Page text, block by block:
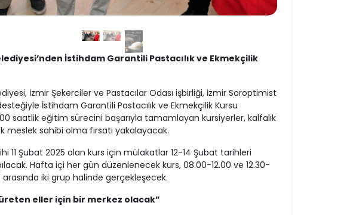
İstihdam Garantili Pastacılık ve Ekmekçilik
İzmir Şekerciler ve Pastacılar Odası işbirliği, İzmir Soroptimist
İstihdam Garantili Pastacılık ve Ekmekçilik Kursu
saatlik eğitim sürecini başarıyla tamamlayan kursiyerler, kalfalık
meslek sahibi olma fırsatı yakalayacak.
11 Şubat 2025 olan kurs için mülakatlar 12-14 Şubat tarihleri
Hafta içi her gün düzenlenecek kurs, 08.00-12.00 ve 12.30-
arasında iki grup halinde gerçekleşecek.
eller için bir merkez olacak”